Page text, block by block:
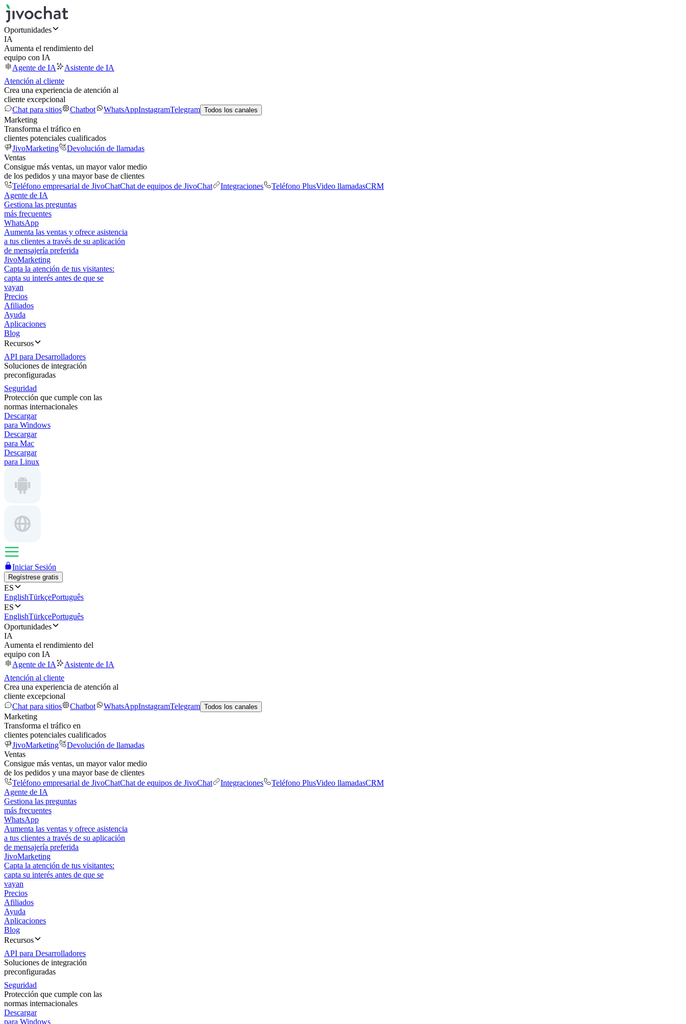
Oportunidades
IA
Aumenta el rendimiento del
equipo con IA
Agente de IA
Asistente de IA
Atención al cliente
Crea una experiencia de atención al
cliente excepcional
Chat para sitios
Chatbot WhatsAppInstagramTelegram Todos los canales
Marketing
Transforma el tráfico en
clientes potenciales cualificados
JivoMarketing
Devolución de llamadas
Ventas
Consigue más ventas, un mayor valor medio
de los pedidos y una mayor base de clientes
Teléfono empresarial de JivoChatChat de equipos de JivoChat Integraciones Teléfono PlusVideo llamadasCRM
Agente de IA
Gestiona las preguntas
más frecuentes
WhatsApp
Aumenta las ventas y ofrece asistencia
a tus clientes a través de su aplicación
de mensajería preferida
JivoMarketing
Capta la atención de tus visitantes:
capta su interés antes de que se
vayan
Precios
Afiliados
Ayuda
Aplicaciones
Blog
Recursos
API para Desarrolladores
Soluciones de integración
preconfiguradas
Seguridad
Protección que cumple con las
normas internacionales
Descargar
para Windows
Descargar
para Mac
Descargar
para Linux
Iniciar Sesión
Regístrese gratis
ES
EnglishTürkçePortuguês
ES
EnglishTürkçePortuguês
Oportunidades
IA
Aumenta el rendimiento del
equipo con IA
Agente de IA
Asistente de IA
Atención al cliente
Crea una experiencia de atención al
cliente excepcional
Chat para sitios
Chatbot WhatsAppInstagramTelegram Todos los canales
Marketing
Transforma el tráfico en
clientes potenciales cualificados
JivoMarketing
Devolución de llamadas
Ventas
Consigue más ventas, un mayor valor medio
de los pedidos y una mayor base de clientes
Teléfono empresarial de JivoChatChat de equipos de JivoChat Integraciones Teléfono PlusVideo llamadasCRM
Agente de IA
Gestiona las preguntas
más frecuentes
WhatsApp
Aumenta las ventas y ofrece asistencia
a tus clientes a través de su aplicación
de mensajería preferida
JivoMarketing
Capta la atención de tus visitantes:
capta su interés antes de que se
vayan
Precios
Afiliados
Ayuda
Aplicaciones
Blog
Recursos
API para Desarrolladores
Soluciones de integración
preconfiguradas
Seguridad
Protección que cumple con las
normas internacionales
Descargar
para Windows